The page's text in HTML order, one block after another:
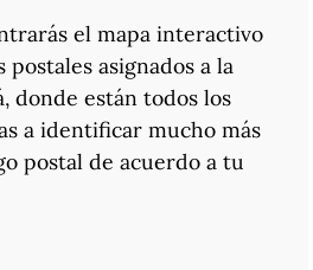
el mapa interactivo
asignados a la
donde están todos los
a identificar mucho más
postal de acuerdo a tu